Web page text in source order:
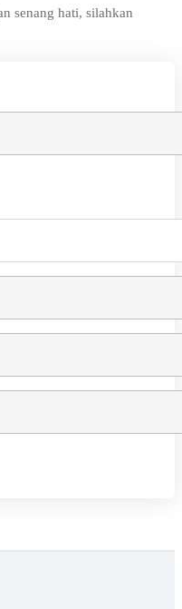
senang hati, silahkan